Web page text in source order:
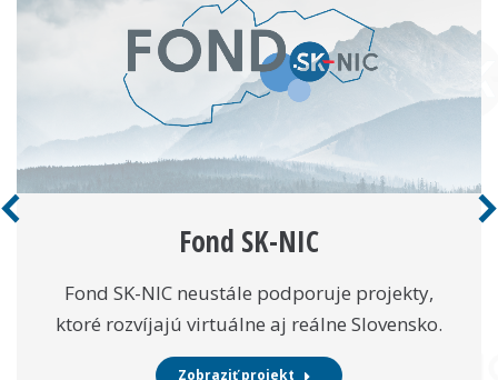
Fond SK-NIC
Fond SK-NIC neustále podporuje projekty,
ktoré rozvíjajú virtuálne aj reálne Slovensko.
Zobraziť projekt